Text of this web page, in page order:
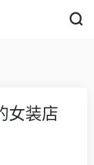
女装店